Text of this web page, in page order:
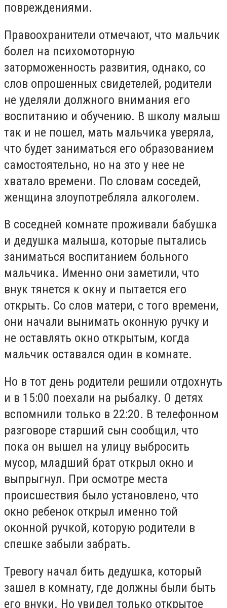
повреждениями.
Правоохранители отмечают, что мальчик
болел на психомоторную
заторможенность развития, однако, со
слов опрошенных свидетелей, родители
не уделяли должного внимания его
воспитанию и обучению. В школу малыш
так и не пошел, мать мальчика уверяла,
что будет заниматься его образованием
самостоятельно, но на это у нее не
хватало времени. По словам соседей,
женщина злоупотребляла алкоголем.
В соседней комнате проживали бабушка
и дедушка малыша, которые пытались
заниматься воспитанием больного
мальчика. Именно они заметили, что
внук тянется к окну и пытается его
открыть. Со слов матери, с того времени,
они начали вынимать оконную ручку и
не оставлять окно открытым, когда
мальчик оставался один в комнате.
Но в тот день родители решили отдохнуть
и в 15:00 поехали на рыбалку. О детях
вспомнили только в 22:20. В телефонном
разговоре старший сын сообщил, что
пока он вышел на улицу выбросить
мусор, младший брат открыл окно и
выпрыгнул. При осмотре места
происшествия было установлено, что
окно ребенок открыл именно той
оконной ручкой, которую родители в
спешке забыли забрать.
Тревогу начал бить дедушка, который
зашел в комнату, где должны были быть
его внуки. Но увидел только открытое